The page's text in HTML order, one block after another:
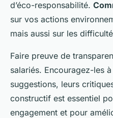
d’éco-responsabilité.
sur vos actions
mais aussi sur les
Faire preuve de
salariés. Encouragez-les
suggestions, leurs
constructif est essentiel
engagement et pour